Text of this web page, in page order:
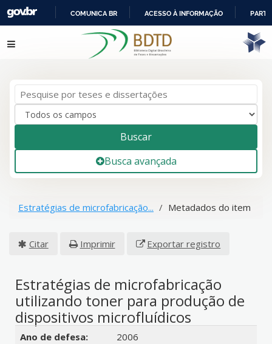
IR
PARA
COMUNICA BR ACESSO À INFORMAÇÃO
Pular para o conteúdo
Buscar
Busca avançada
Estratégias de microfabricação... Metadados do item
Citar Imprimir Exportar registro
Estratégias de microfabricação
utilizando toner para produção de
dispositivos microfluídicos
Detalhes bibliográficos
Ano de defesa:
2006